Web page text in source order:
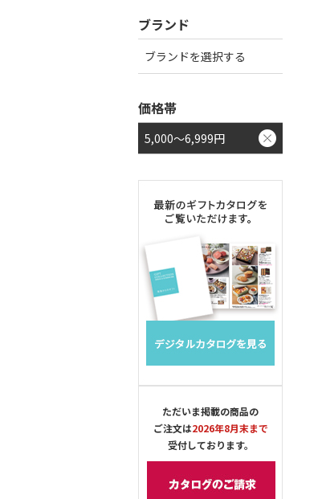
ブランド
ブランドを選択する
価格帯
5,000～6,999円
ただいま掲載の商品の
ご注文は2026年8月末まで
受付しております。